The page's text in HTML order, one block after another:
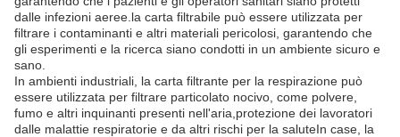
dalle infezioni aeree.la carta filtrabile può essere utilizzata per
filtrare i contaminanti e altri materiali pericolosi, garantendo che
gli esperimenti e la ricerca siano condotti in un ambiente sicuro e
sano.
In ambienti industriali, la carta filtrante per la respirazione può
essere utilizzata per filtrare particolato nocivo, come polvere,
fumo e altri inquinanti presenti nell'aria,protezione dei lavoratori
dalle malattie respiratorie e da altri rischi per la saluteIn case, la